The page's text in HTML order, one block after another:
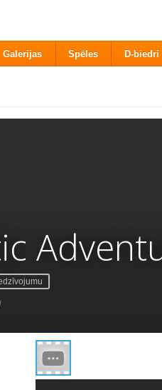
Galerijas Spēles D-biedri